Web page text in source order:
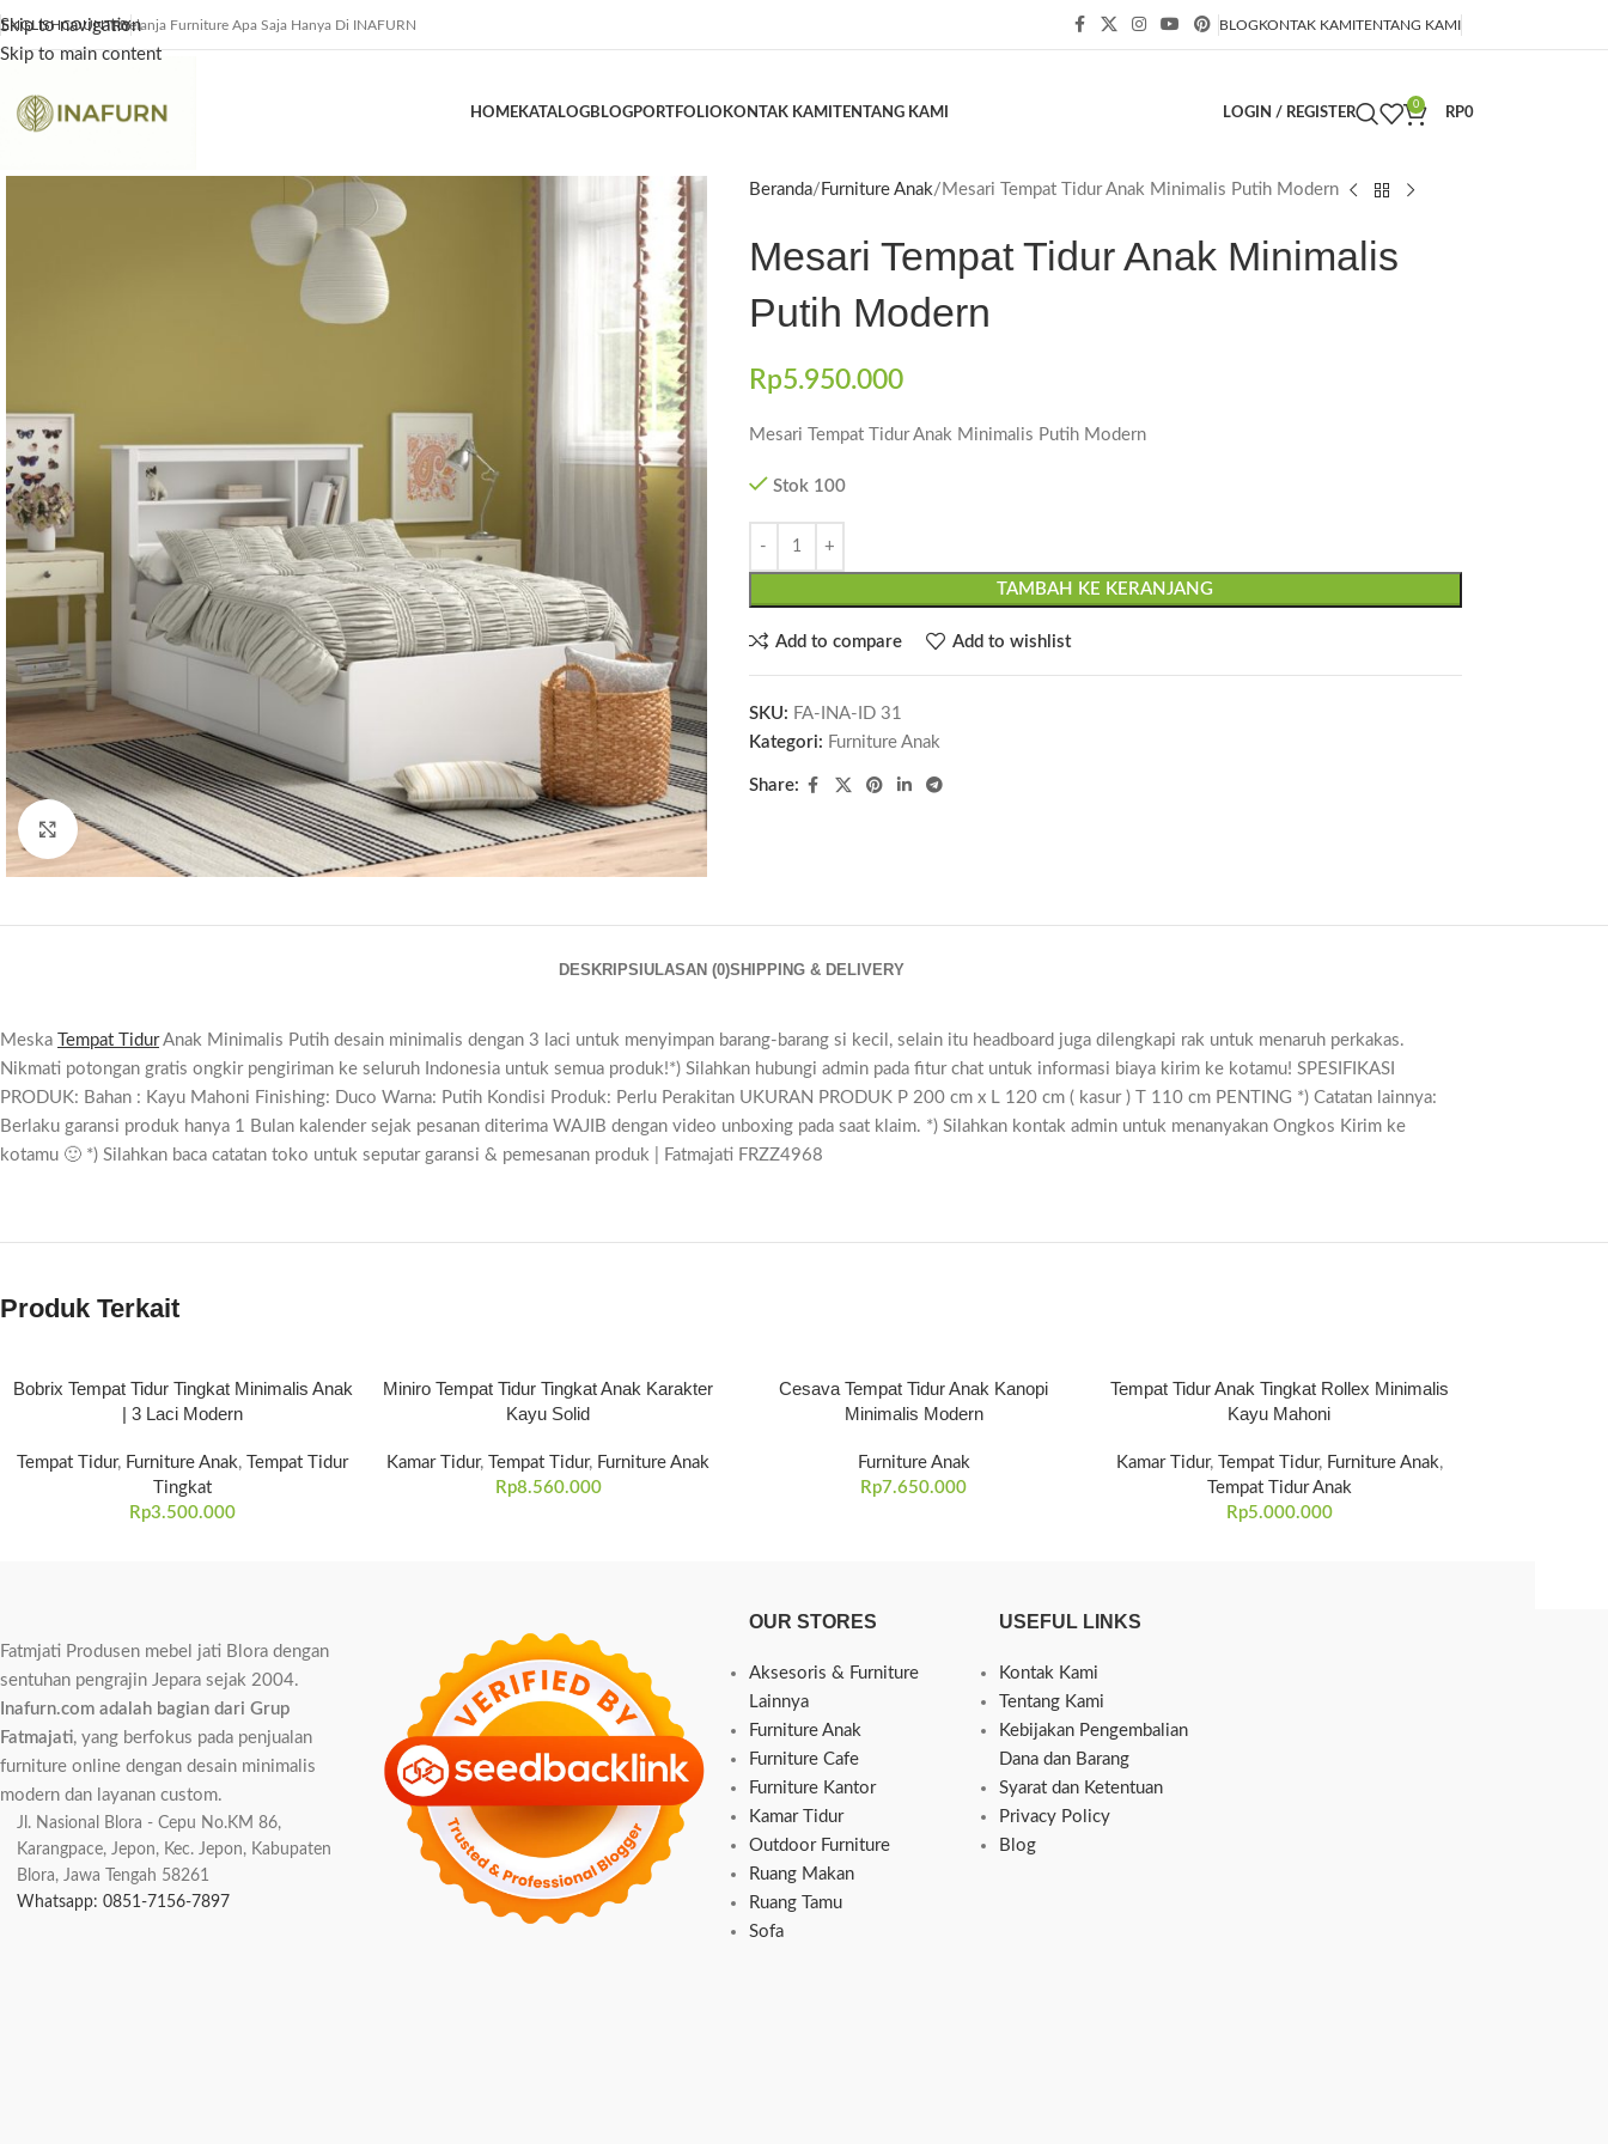
Skip to navigation
Skip to main content
ENGLISHCOUNTRYBelanja Furniture Apa Saja Hanya Di INAFURN BLOGKONTAK KAMITENTANG KAMI
HOMEKATALOGBLOGPORTFOLIO KONTAK KAMITENTANG KAMI LOGIN / REGISTER
0
RP0
Click to enlarge
Beranda Furniture Anak Mesari Tempat Tidur Anak Minimalis Putih Modern
Mesari Tempat Tidur Anak Minimalis
Putih Modern
Rp5.950.000
Mesari Tempat Tidur Anak Minimalis Putih Modern
Stok 100
TAMBAH KE KERANJANG
Add to compare Add to wishlist
SKU: FA-INA-ID 31
Kategori: Furniture Anak
Share:
DESKRIPSI ULASAN (0)SHIPPING & DELIVERY
Meska Tempat TidurAnak Minimalis Putih desain minimalis dengan 3 laci untuk menyimpan barang-barang si kecil, selain itu headboard juga dilengkapi rak untuk menaruh perkakas.
Nikmati potongan gratis ongkir pengiriman ke seluruh Indonesia untuk semua produk!*) Silahkan hubungi admin pada fitur chat untuk informasi biaya kirim ke kotamu! SPESIFIKASI
PRODUK: Bahan : Kayu Mahoni Finishing: Duco Warna: Putih Kondisi Produk: Perlu Perakitan UKURAN PRODUK P 200 cm x L 120 cm ( kasur ) T 110 cm PENTING *) Catatan lainnya:
Berlaku garansi produk hanya 1 Bulan kalender sejak pesanan diterima WAJIB dengan video unboxing pada saat klaim. *) Silahkan kontak admin untuk menanyakan Ongkos Kirim ke
kotamu 🙂 *) Silahkan baca catatan toko untuk seputar garansi & pemesanan produk | Fatmajati FRZZ4968
Produk Terkait
Bobrix Tempat Tidur Tingkat Minimalis Anak
| 3 Laci Modern
Tempat Tidur, Furniture Anak,
Tempat Tidur
Tingkat
Rp3.500.000
Miniro Tempat Tidur Tingkat Anak Karakter
Kayu Solid
Kamar Tidur, Tempat Tidur, Furniture Anak
Rp8.560.000
Cesava Tempat Tidur Anak Kanopi
Minimalis Modern
Furniture Anak
Rp7.650.000
Tempat Tidur Anak Tingkat Rollex Minimalis
Kayu Mahoni
Kamar Tidur, Tempat Tidur, Furniture Anak,
Tempat Tidur Anak
Rp5.000.000
Fatmjati Produsen mebel jati Blora dengan
sentuhan pengrajin Jepara sejak 2004.
Inafurn.com adalah bagian dari Grup
Fatmajati, yang berfokus pada penjualan
furniture online dengan desain minimalis
modern dan layanan custom.
Jl. Nasional Blora - Cepu No.KM 86,
Karangpace, Jepon, Kec. Jepon, Kabupaten
Blora, Jawa Tengah 58261
Whatsapp: 0851-7156-7897
OUR STORES
Aksesoris & Furniture
Lainnya
Furniture Anak
Furniture Cafe
Furniture Kantor
Kamar Tidur
Outdoor Furniture
Ruang Makan
Ruang Tamu
Sofa
USEFUL LINKS
Kontak Kami
Tentang Kami
Kebijakan Pengembalian
Dana dan Barang
Syarat dan Ketentuan
Privacy Policy
Blog